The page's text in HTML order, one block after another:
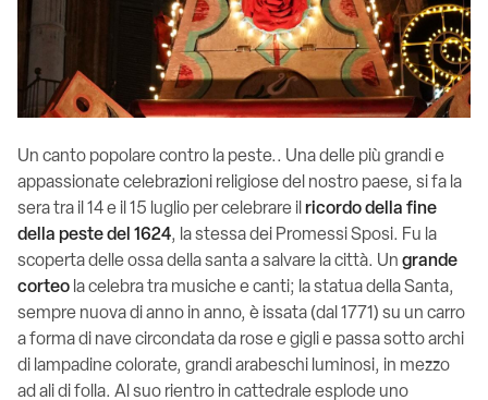
Un canto popolare contro la peste.. Una delle più grandi e
appassionate celebrazioni religiose del nostro paese, si fa la
sera tra il 14 e il 15 luglio per celebrare il ricordo della fine
della peste del 1624, la stessa dei Promessi Sposi. Fu la
scoperta delle ossa della santa a salvare la città. Un grande
corteo la celebra tra musiche e canti; la statua della Santa,
sempre nuova di anno in anno, è issata (dal 1771) su un carro
a forma di nave circondata da rose e gigli e passa sotto archi
di lampadine colorate, grandi arabeschi luminosi, in mezzo
ad ali di folla. Al suo rientro in cattedrale esplode uno